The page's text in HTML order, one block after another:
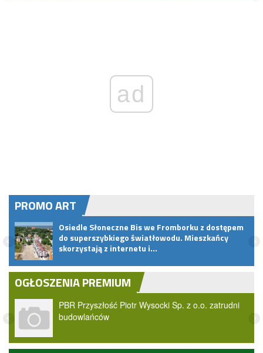
ad
PROMO ART
Osiedle Słoneczne Bis we Fromborku z dostępem
do superszybkiego światłowodu. Mieszkańcy
skorzystają z internetu i…
OGŁOSZENIA PREMIUM
PBR Przyszłość Piotr Wysocki Sp. z o.o. zatrudni
budowlańców